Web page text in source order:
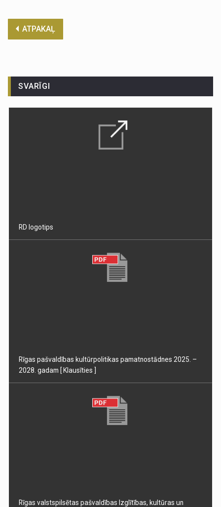
ATPAKAĻ
SVARĪGI
RD logotips
Rīgas pašvaldības kultūrpolitikas pamatnostādnes 2025. –
2028. gadam [ Klausīties ]
Rīgas valstspilsētas pašvaldības Izglītības, kultūras un